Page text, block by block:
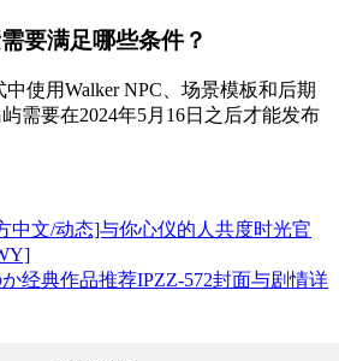
要满足哪些条件？
使用Walker NPC、场景模板和后期
需要在2024年5月16日之后才能发布
中文/动态]与你心仪的人共度时光官
经典作品推荐IPZZ-572封面与剧情详